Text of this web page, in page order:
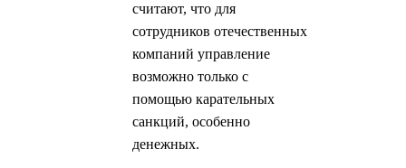
считают, что для
сотрудников отечественных
компаний управление
возможно только с
помощью карательных
санкций, особенно
денежных.